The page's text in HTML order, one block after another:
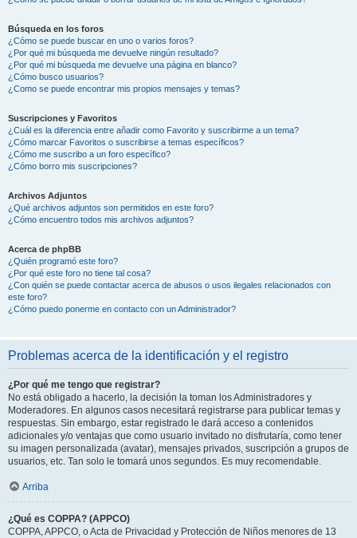
Búsqueda en los foros
¿Cómo se puede buscar en uno o varios foros?
¿Por qué mi búsqueda me devuelve ningún resultado?
¿Por qué mi búsqueda me devuelve una página en blanco?
¿Cómo busco usuarios?
¿Como se puede encontrar mis propios mensajes y temas?
Suscripciones y Favoritos
¿Cuál es la diferencia entre añadir como Favorito y suscribirme a un tema?
¿Cómo marcar Favoritos o suscribirse a temas específicos?
¿Cómo me suscribo a un foro específico?
¿Cómo borro mis suscripciones?
Archivos Adjuntos
¿Qué archivos adjuntos son permitidos en este foro?
¿Cómo encuentro todos mis archivos adjuntos?
Acerca de phpBB
¿Quién programó este foro?
¿Por qué este foro no tiene tal cosa?
¿Con quién se puede contactar acerca de abusos o usos ilegales relacionados con
este foro?
¿Cómo puedo ponerme en contacto con un Administrador?
Problemas acerca de la identificación y el registro
¿Por qué me tengo que registrar?
No está obligado a hacerlo, la decisión la toman los Administradores y
Moderadores. En algunos casos necesitará registrarse para publicar temas y
respuestas. Sin embargo, estar registrado le dará acceso a contenidos
adicionales y/o ventajas que como usuario invitado no disfrutaría, como tener
su imagen personalizada (avatar), mensajes privados, suscripción a grupos de
usuarios, etc. Tan solo le tomará unos segundos. Es muy recomendable.
Arriba
¿Qué es COPPA? (APPCO)
COPPA, APPCO, o Acta de Privacidad y Protección de Niños menores de 13